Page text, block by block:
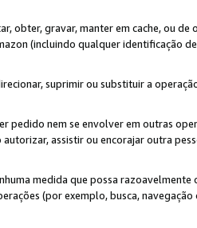
obter, gravar, manter em cache, ou
(incluindo qualquer identificação
suprimir ou substituir a
pedido nem se envolver em outras
assistir ou encorajar outra
medida que possa
(por exemplo, busca,